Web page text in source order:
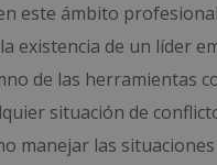
este ámbito
existencia de un líder
de las herramientas
situación de
manejar las